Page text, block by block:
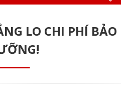
LO CHI PHÍ BẢO